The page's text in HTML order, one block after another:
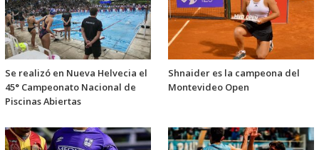
Se realizó en Nueva Helvecia el
45° Campeonato Nacional de
Piscinas Abiertas
Shnaider es la campeona del
Montevideo Open